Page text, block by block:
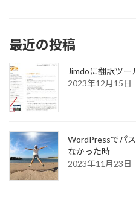
最近の投稿
Jimdoに翻訳ツー
2023年12月15日
WordPressでパ
なかった時
2023年11月23日